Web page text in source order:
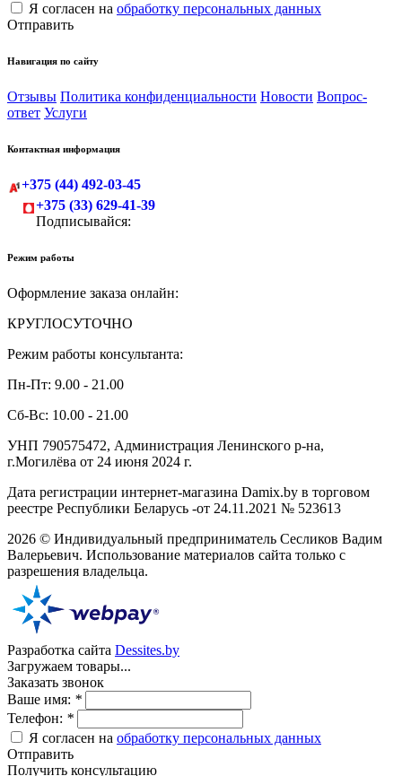
Я согласен на обработку персональных данных
Отправить
Навигация по сайту
Отзывы Политика конфиденциальности Новости Вопрос-
ответ Услуги
Контактная информация
+375 (44) 492-03-45
+375 (33) 629-41-39
Подписывайся:
Режим работы
Оформление заказа онлайн:
КРУГЛОСУТОЧНО
Режим работы консультанта:
Пн-Пт: 9.00 - 21.00
Сб-Вс: 10.00 - 21.00
УНП 790575472, Администрация Ленинского р-на,
г.Могилёва от 24 июня 2024 г.
Дата регистрации интернет-магазина Damix.by в торговом
реестре Республики Беларусь -от 24.11.2021 № 523613
2026 © Индивидуальный предприниматель Сесликов Вадим
Валерьевич. Использование материалов сайта только с
разрешения владельца.
Разработка сайта Dessites.by
Загружаем товары...
Заказать звонок
Ваше имя: *
Телефон: *
Я согласен на обработку персональных данных
Отправить
Получить консультацию